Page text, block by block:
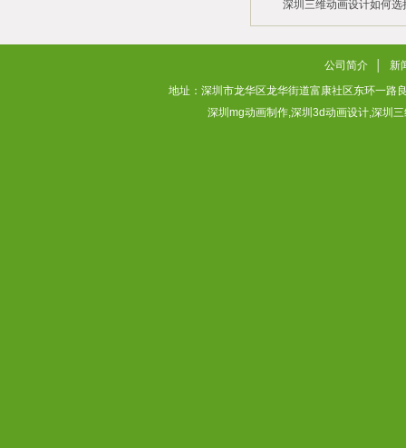
2026/02/28
深圳三维动画设计如何选
2026/02/02
公司简介
新
地址：深圳市龙华区龙华街道富康社区东环一
深圳mg动画制作,深圳3d动画设计,深圳